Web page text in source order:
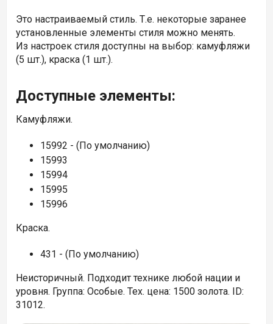
Это настраиваемый стиль. Т.е. некоторые заранее
установленные элементы стиля можно менять.
Из настроек стиля доступны на выбор: камуфляжи
(5 шт.), краска (1 шт.).
Доступные элементы:
Камуфляжи.
15992 - (По умолчанию)
15993
15994
15995
15996
Краска.
431 - (По умолчанию)
Неисторичный. Подходит технике любой нации и
уровня. Группа: Особые. Тех. цена: 1500 золота. ID:
31012.